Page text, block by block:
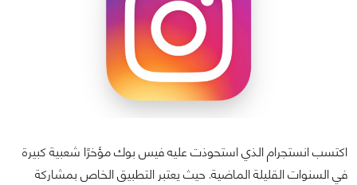
اكتسب انستجرام الذي استحوذت عليه فيس بوك مؤخرًا شعبية كبيرة
في السنوات القليلة الماضية. حيث يعتبر التطبيق الخاص بمشاركة